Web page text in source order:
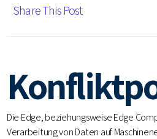
Share This Post
Die Edge, beziehungsweise Edge
Verarbeitung von Daten auf